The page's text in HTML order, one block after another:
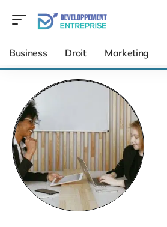
Business Droit Marketing